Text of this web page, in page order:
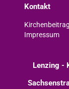
Kontakt
Kirchenbeitrag
Impressum
Lenzing -